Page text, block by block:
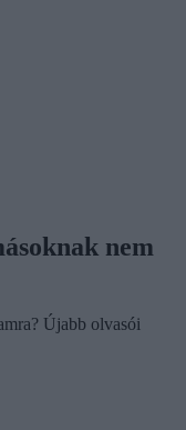
nem
Újabb olvasói